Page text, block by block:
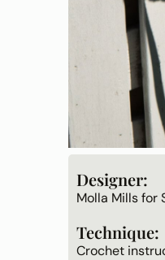
Designer:
Molla Mills for
Technique:
Crochet